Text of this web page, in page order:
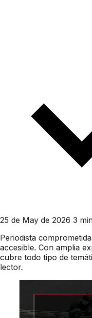
25 de May de 2026 3
Periodista
accesible. Con amplia
cubre todo tipo de
lector.